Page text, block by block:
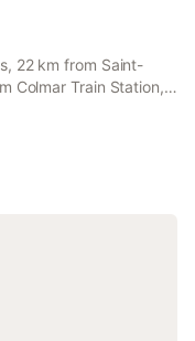
22 km from Saint-
Colmar Train Station,
au centre de la
located in